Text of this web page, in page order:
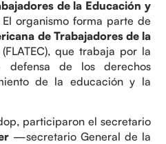
de la Educación y
El organismo forma parte de
de Trabajadores de la
(FLATEC), que trabaja por la
defensa de los derechos
de la educación y la
participaron el secretario
—secretario General de la